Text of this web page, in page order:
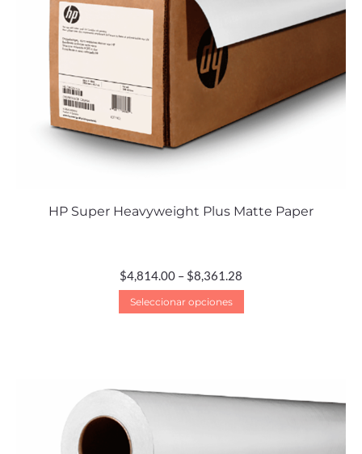
HP Super Heavyweight Plus Matte Paper
$4,814.00 – $8,361.28
Seleccionar opciones